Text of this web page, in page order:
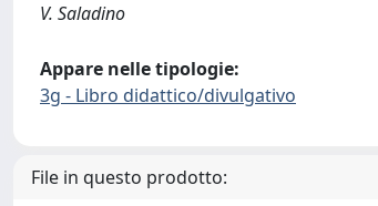
V. Saladino
Appare nelle tipologie:
3g - Libro didattico/divulgativo
File in questo prodotto: